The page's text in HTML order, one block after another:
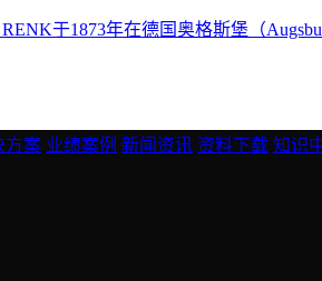
于1873年在德国奥格斯堡（
方案 业绩案例 新闻资讯 资料下载 知识